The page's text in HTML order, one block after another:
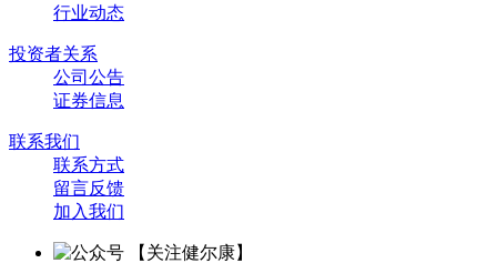
行业动态
投资者关系
公司公告
证券信息
联系我们
联系方式
留言反馈
加入我们
【关注健尔康】